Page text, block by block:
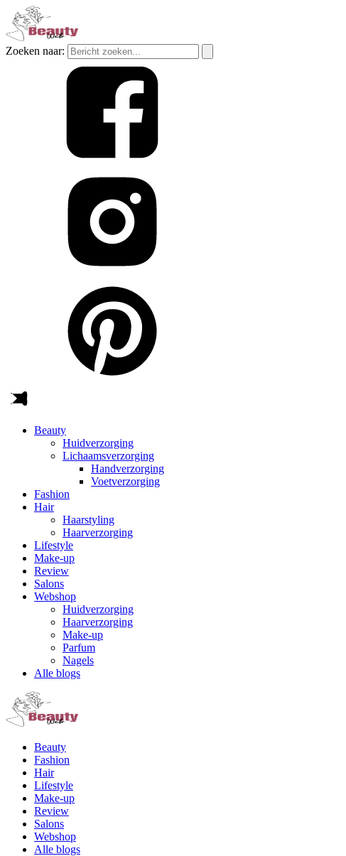
Zoeken naar:
Beauty
Huidverzorging
Lichaamsverzorging
Handverzorging
Voetverzorging
Fashion
Hair
Haarstyling
Haarverzorging
Lifestyle
Make-up
Review
Salons
Webshop
Huidverzorging
Haarverzorging
Make-up
Parfum
Nagels
Alle blogs
Beauty
Fashion
Hair
Lifestyle
Make-up
Review
Salons
Webshop
Alle blogs